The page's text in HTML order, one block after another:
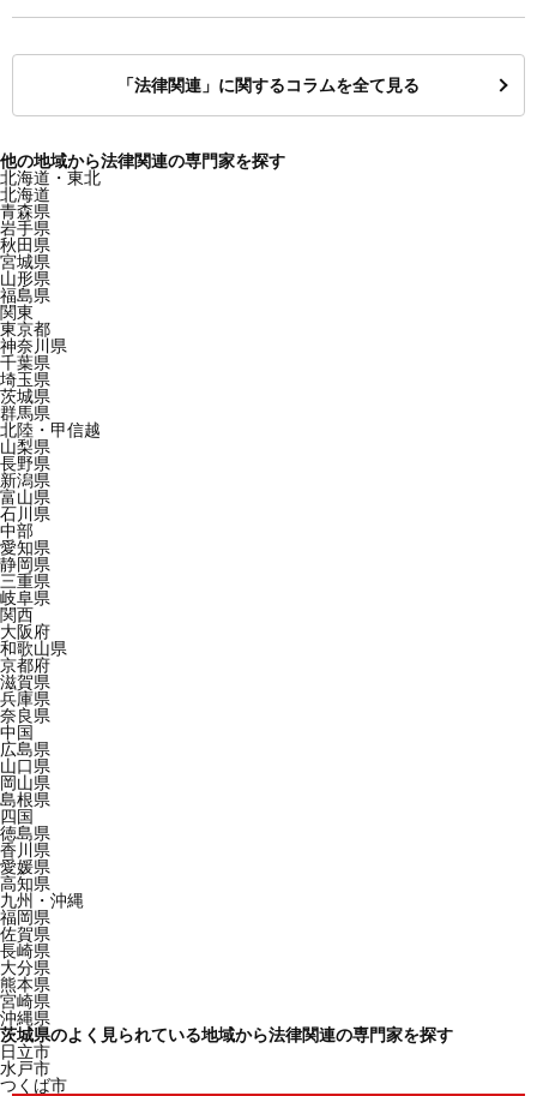
「法律関連」に関するコラムを全て見る
他の地域から法律関連の専門家を探す
北海道・東北
北海道
青森県
岩手県
秋田県
宮城県
山形県
福島県
関東
東京都
神奈川県
千葉県
埼玉県
茨城県
群馬県
北陸・甲信越
山梨県
長野県
新潟県
富山県
石川県
中部
愛知県
静岡県
三重県
岐阜県
関西
大阪府
和歌山県
京都府
滋賀県
兵庫県
奈良県
中国
広島県
山口県
岡山県
島根県
四国
徳島県
香川県
愛媛県
高知県
九州・沖縄
福岡県
佐賀県
長崎県
大分県
熊本県
宮崎県
沖縄県
茨城県のよく見られている地域から法律関連の専門家を探す
日立市
水戸市
つくば市